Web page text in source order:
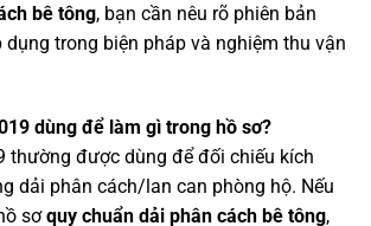
bê tông, bạn cần nêu rõ phiên bản
dụng trong biện pháp và nghiệm thu vận
dùng để làm gì trong hồ sơ?
thường được dùng để đối chiếu kích
dải phân cách/lan can phòng hộ. Nếu
sơquy chuẩn dải phân cách bê tông,